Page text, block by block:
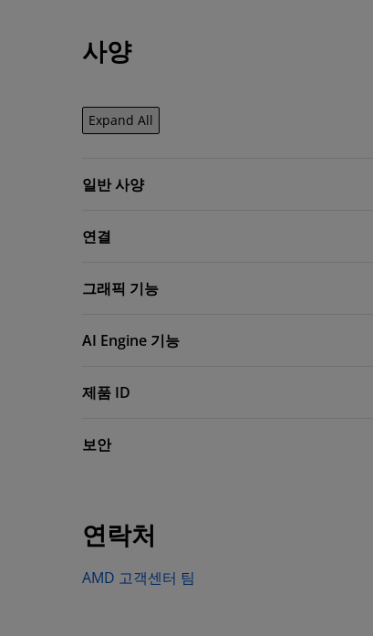
사양
Expand All
일반 사양
연결
그래픽 기능
AI Engine 기능
제품 ID
보안
연락처
AMD 고객센터 팀